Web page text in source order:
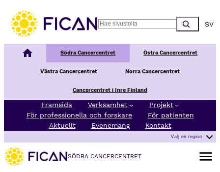
Search
Nationellt Cancercentrum
Södra Cancercentret Östra Cancercentret
Västra Cancercentret Norra Cancercentret
Cancercentret i Inre Finland
Framsida Verksamhet
Projekt
För professionella och forskare
För patienten
Aktuellt
Evenemang Kontakt
Välj en region
SÖDRA CANCERCENTRET
Öppna